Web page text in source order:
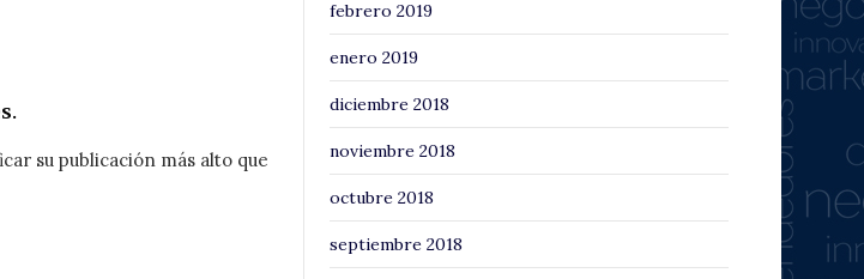
su publicación más alto que
febrero 2019
enero 2019
diciembre 2018
noviembre 2018
octubre 2018
septiembre 2018